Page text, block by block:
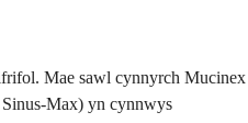
Mae sawl cynnyrch Mucinex
Max) yn cynnwys